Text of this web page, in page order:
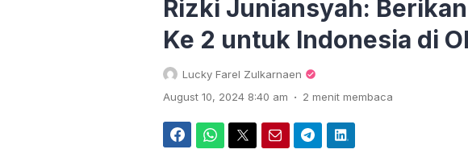
Rizki Juniansyah:
Ke 2 untuk Indonesia di
Lucky Farel Zulkarnaen
August 10, 2024 8:40 am . 2 menit membaca